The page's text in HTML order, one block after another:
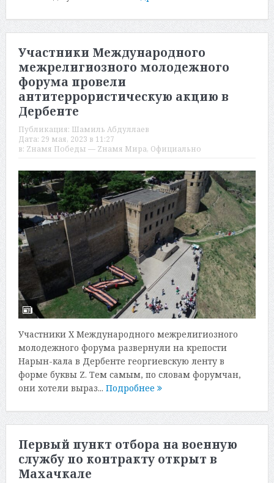
Участники Международного
межрелигиозного молодежного
форума провели
антитеррористическую акцию в
Дербенте
Публикация: Шамиль Абдуллаев
Дата: 29 мая, 2023 в 11:27
в: Zнамя Победы — Zнамя Мира, Официально
Участники Х Международного межрелигиозного
молодежного форума развернули на крепости
Нарын-кала в Дербенте георгиевскую ленту в
форме буквы Z. Тем самым, по словам форумчан,
они хотели выраз... Подробнее
Первый пункт отбора на военную
службу по контракту открыт в
Махачкале